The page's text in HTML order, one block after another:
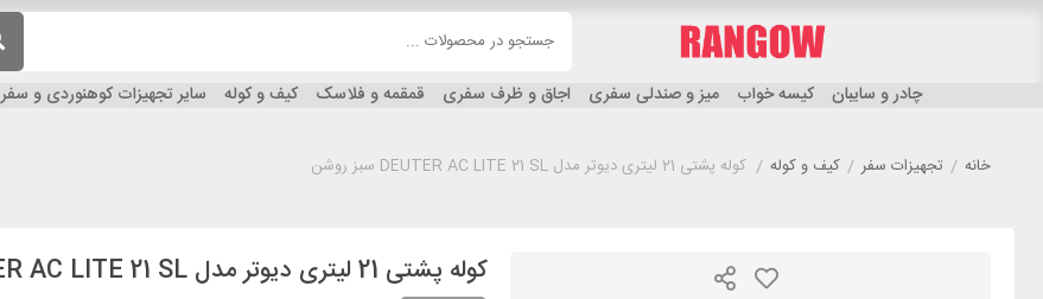
چادر و سایبان کیسه خواب میز و صندلی سفری اجاق و ظرف سفری قمقمه و فلاسک کیف و کوله سایر تجهیزات کوهنوردی و سفر
خانه / تجهیزات سفر / کیف و کوله / کوله پشتی 21 لیتری دیوتر مدل DEUTER AC LITE 21 SL سبز روشن
کوله پشتی 21 لیتری دیوتر مدل DEUTER AC LITE 21 SL سبز روشن